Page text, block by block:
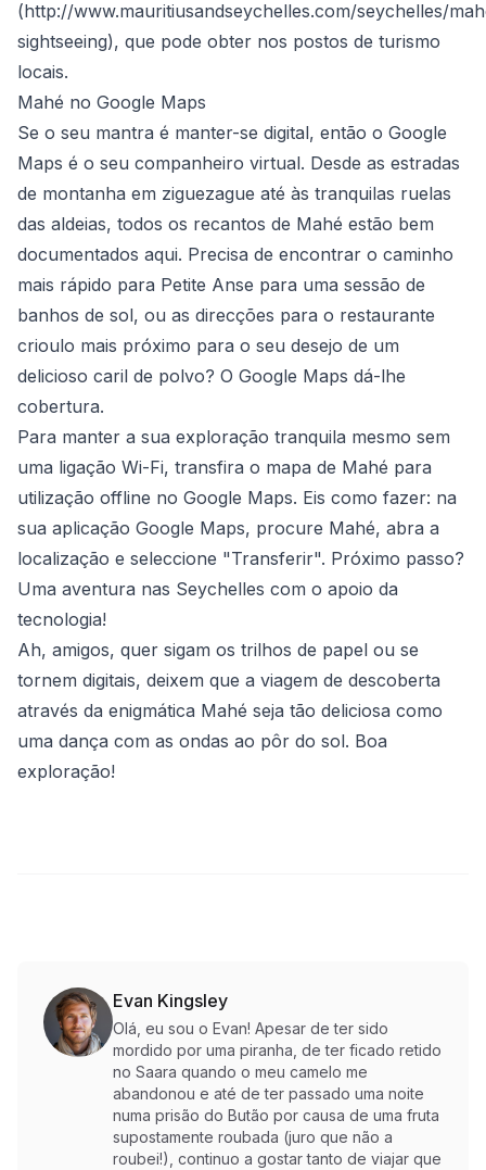
(http://www.mauritiusandseychelles.com/seychelles/
sightseeing), que pode obter nos postos de turismo
locais.
Mahé no Google Maps
Se o seu mantra é manter-se digital, então o Google
Maps é o seu companheiro virtual. Desde as estradas
de montanha em ziguezague até às tranquilas ruelas
das aldeias, todos os recantos de Mahé estão bem
documentados aqui. Precisa de encontrar o caminho
mais rápido para Petite Anse para uma sessão de
banhos de sol, ou as direcções para o restaurante
crioulo mais próximo para o seu desejo de um
delicioso caril de polvo? O Google Maps dá-lhe
cobertura.
Para manter a sua exploração tranquila mesmo sem
uma ligação Wi-Fi, transfira o mapa de Mahé para
utilização offline no Google Maps. Eis como fazer: na
sua aplicação Google Maps, procure Mahé, abra a
localização e seleccione "Transferir". Próximo passo?
Uma aventura nas Seychelles com o apoio da
tecnologia!
Ah, amigos, quer sigam os trilhos de papel ou se
tornem digitais, deixem que a viagem de descoberta
através da enigmática Mahé seja tão deliciosa como
uma dança com as ondas ao pôr do sol. Boa
exploração!
Evan Kingsley
Olá, eu sou o Evan! Apesar de ter sido
mordido por uma piranha, de ter ficado retido
no Saara quando o meu camelo me
abandonou e até de ter passado uma noite
numa prisão do Butão por causa de uma fruta
supostamente roubada (juro que não a
roubei!), continuo a gostar tanto de viajar que